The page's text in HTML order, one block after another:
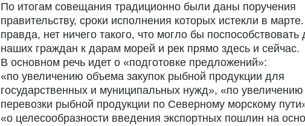
По итогам совещания традиционно были даны поручения
правительству, сроки исполнения которых истекли в
правда, нет ничего такого, что могло бы поспособствовать
наших граждан к дарам морей и рек прямо здесь и сейчас.
В основном речь идет о «подготовке предложений»:
«по увеличению объема закупок рыбной продукции для
государственных и муниципальных нужд», «по
перевозки рыбной продукции по Северному морскому
«о целесообразности введения экспортных пошлин на